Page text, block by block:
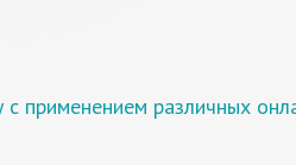
применением различных